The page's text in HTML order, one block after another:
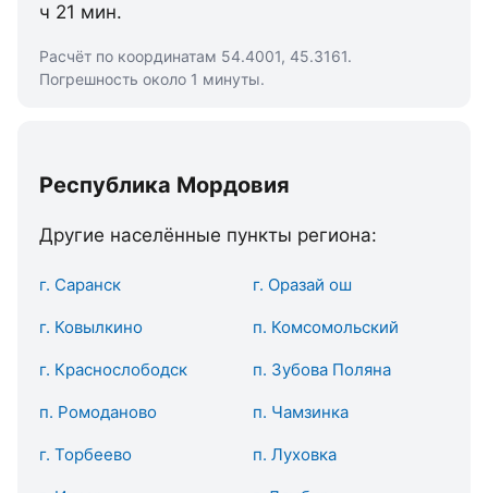
ч 21 мин.
Расчёт по координатам 54.4001, 45.3161.
Погрешность около 1 минуты.
Республика Мордовия
Другие населённые пункты региона:
г. Саранск г. Оразай ош
г. Ковылкино п. Комсомольский
г. Краснослободск п. Зубова Поляна
п. Ромоданово п. Чамзинка
г. Торбеево п. Луховка